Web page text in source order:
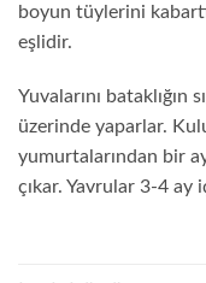
boyun tüylerini
eşlidir.
Yuvalarını bataklığın
üzerinde yaparlar.
yumurtalarından bir
çıkar. Yavrular 3-4 ay